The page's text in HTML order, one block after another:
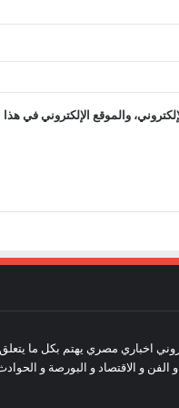
والموقع الإلكتروني في
اخباري مصري يهتم بكل ما يتعلق
و الفن و الاقتصاد و البورصة و الحوادث